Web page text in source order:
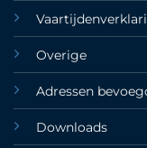
Overige
Adressen
Downloads